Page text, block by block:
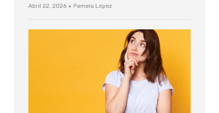
Abril 22, 2026 · Pamela López